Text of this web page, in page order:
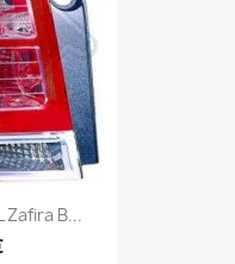
Zafira B...